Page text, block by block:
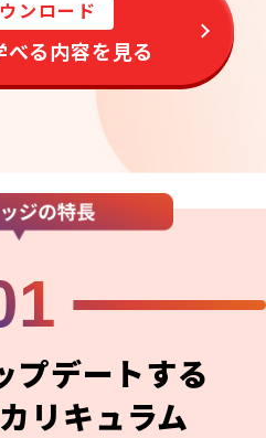
ンロード
べる内容を見る
プデートする
リキュラム